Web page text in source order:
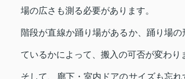
場の広さも測る必要があります。
階段が直線か踊り場があるか、踊り場の
ているかによって、搬入の可否が変わり
そして、廊下・室内ドアのサイズも忘れ